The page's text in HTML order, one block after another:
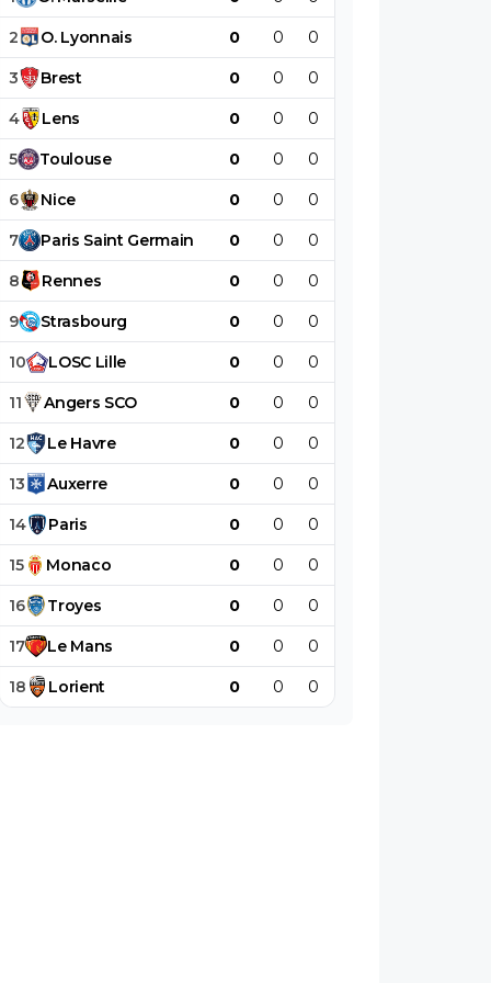
2 O. Lyonnais 0 0 0
3 Brest 0 0 0
4 Lens 0 0 0
5 Toulouse 0 0 0
6 Nice 0 0 0
7 Paris Saint Germain 0 0 0
8 Rennes 0 0 0
9 Strasbourg 0 0 0
10 LOSC Lille 0 0 0
11 Angers SCO 0 0 0
12 Le Havre 0 0 0
13 Auxerre 0 0 0
14 Paris 0 0 0
15 Monaco 0 0 0
16 Troyes 0 0 0
17 Le Mans 0 0 0
18 Lorient 0 0 0